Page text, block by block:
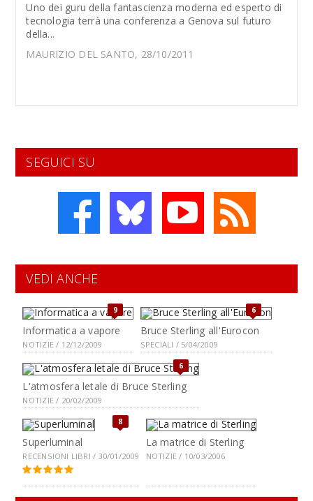
Uno dei guru della fantascienza moderna ed esperto di
tecnologia terrà una conferenza a Genova sul futuro
della...
MAURIZIO DEL SANTO, 28/10/2011
SEGUICI SU
VEDI ANCHE
9
Informatica a vapore
NOTIZIE / 12/12/2009
6
Bruce Sterling all'Eurocon
SPECIALI / 5/04/2009
6
L'atmosfera letale di Bruce Sterling
NOTIZIE / 20/02/2009
8
Superluminal
RECENSIONI LIBRI / 30/01/2009
La matrice di Sterling
NOTIZIE / 10/03/2006